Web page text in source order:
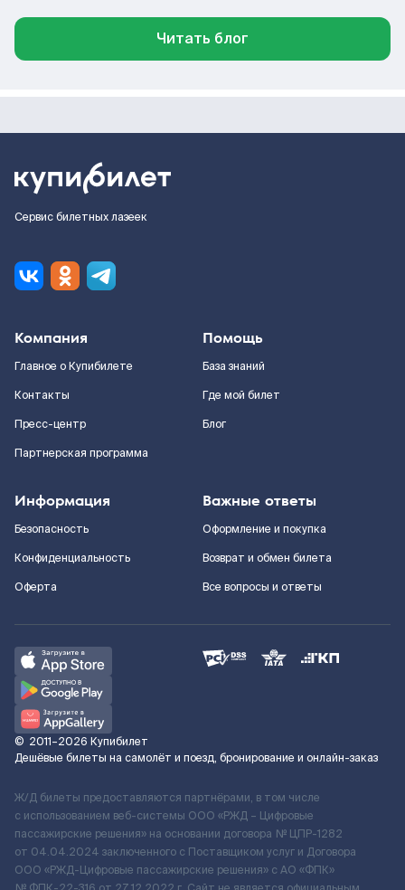
Читать блог
Сервис билетных лазеек
Компания
Главное о Купибилете
Контакты
Пресс-центр
Партнерская программа
Помощь
База знаний
Где мой билет
Блог
Информация
Безопасность
Конфиденциальность
Оферта
Важные ответы
Оформление и покупка
Возврат и обмен билета
Все вопросы и ответы
© 2011–2026 Купибилет
Дешёвые билеты на самолёт и поезд, бронирование и онлайн-заказ
Ж/Д билеты предоставляются партнёрами, в том числе
с использованием веб-системы ООО «РЖД – Цифровые
пассажирские решения» на основании договора № ЦПР-1282
от 04.04.2024 заключенного с Поставщиком услуг и Договора
ООО «РЖД-Цифровые пассажирские решения» c АО «ФПК»